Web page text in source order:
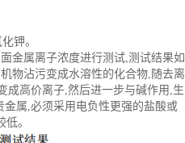
钾。
金属离子浓度进行测试,测试结果如
物沾污变成水溶性的化合物,随去离
成高价离子,然后进一步与碱作用,生
属,必须采用电负性更强的盐酸或
。